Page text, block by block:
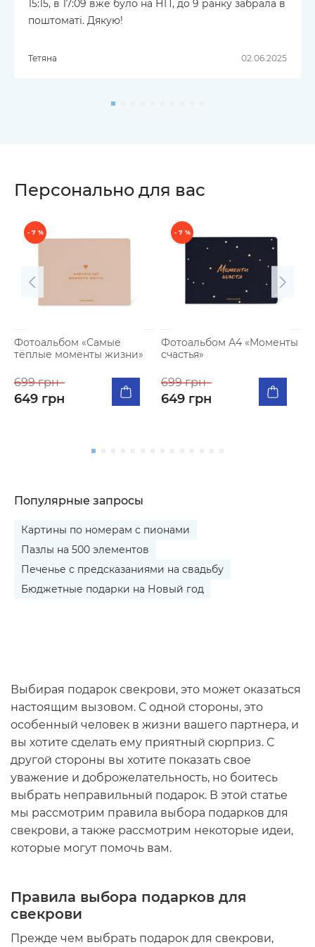
15:15, в 17:09 вже було на НП, до 9 ранку забрала в
поштоматі. Дякую!
Тетяна 02.06.2025
Персонально для вас
- 7 %
Фотоальбом «Самые
тёплые моменты жизни»
699 грн
649 грн
- 7 %
Фотоальбом А4 «Моменты
счастья»
699 грн
649 грн
Популярные запросы
Картины по номерам с пионами
Пазлы на 500 элементов
Печенье с предсказаниями на свадьбу
Бюджетные подарки на Новый год
Выбирая подарок свекрови, это может оказаться
настоящим вызовом. С одной стороны, это
особенный человек в жизни вашего партнера, и
вы хотите сделать ему приятный сюрприз. С
другой стороны вы хотите показать свое
уважение и доброжелательность, но боитесь
выбрать неправильный подарок. В этой статье
мы рассмотрим правила выбора подарков для
свекрови, а также рассмотрим некоторые идеи,
которые могут помочь вам.
Правила выбора подарков для
свекрови
Прежде чем выбрать подарок для свекрови,